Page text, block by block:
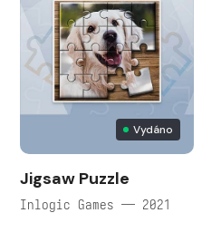
Vydáno
Jigsaw Puzzle
Inlogic Games — 2021